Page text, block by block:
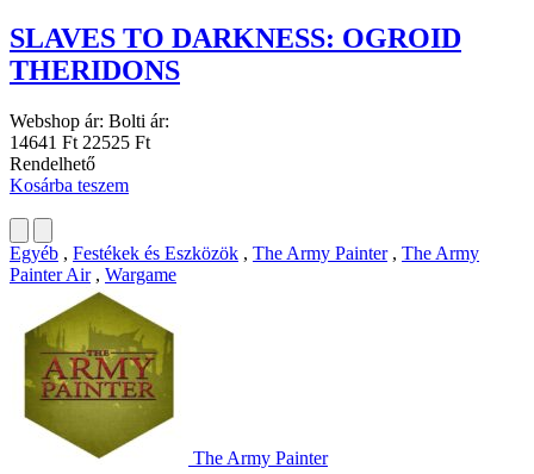
SLAVES TO DARKNESS: OGROID
THERIDONS
Webshop ár: Bolti ár:
14641 Ft 22525 Ft
Rendelhető
Kosárba teszem
Egyéb , Festékek és Eszközök , The Army Painter, The Army
Painter Air, Wargame
The Army Painter